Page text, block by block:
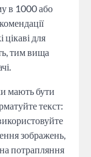
в 1000 або
для
тим вища
мають бути
текст:
зображень,
потрапляння